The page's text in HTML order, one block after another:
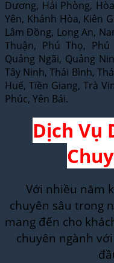
Dương, Hải Phòng,
Yên, Khánh Hòa, Kiên
Lâm Đồng, Long An,
Thuận, Phú Thọ,
Quảng Ngãi, Quảng
Tây Ninh, Thái Bình,
Huế, Tiền Giang, Trà
Phúc, Yên Bái.
Dịch Vụ
Với nhiều năm
chuyên sâu trong
mang đến cho
chuyên ngành